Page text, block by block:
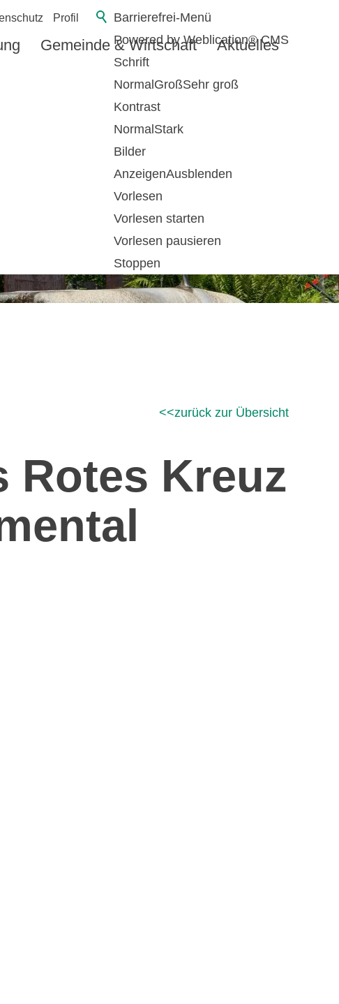
Barrierefrei-Menü
Powered by Weblication® CMS
Schrift
Normal GroßSehr groß
Kontrast
Normal Stark
Bilder
AnzeigenAusblenden
Vorlesen
Vorlesen starten
Vorlesen pausieren
Stoppen
Profil
Gemeinde & Wirtschaft Aktuelles
zurück zur Übersicht
Rotes Kreuz